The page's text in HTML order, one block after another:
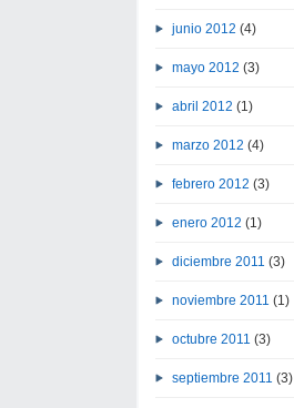
junio 2012 (4)
mayo 2012 (3)
abril 2012 (1)
marzo 2012 (4)
febrero 2012 (3)
enero 2012 (1)
diciembre 2011 (3)
noviembre 2011 (1)
octubre 2011 (3)
septiembre 2011 (3)